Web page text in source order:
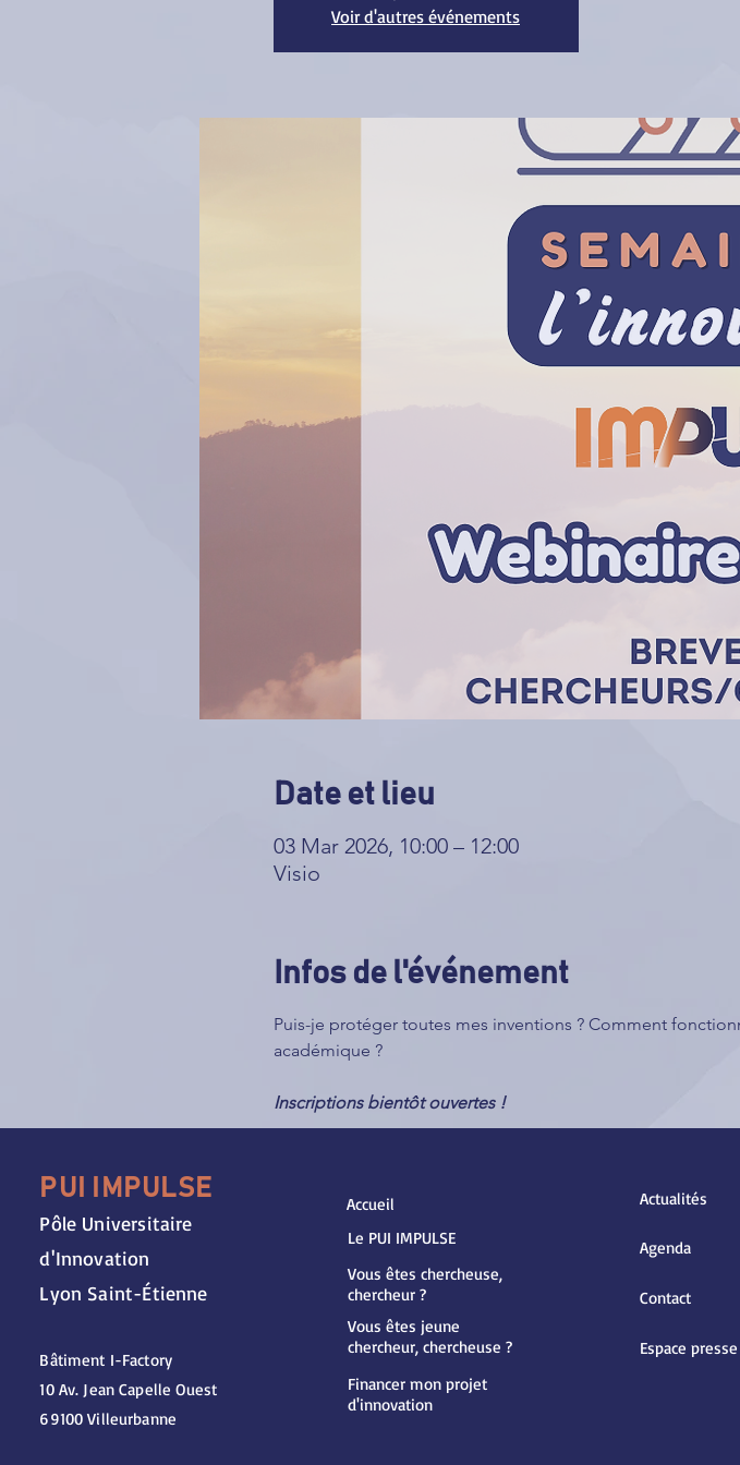
Voir d'autres événements
Date et lieu
03 Mar 2026, 10:00 – 12:00
Visio
Infos de l'événement
Puis-je protéger toutes mes inventions ? Comment
académique ?
Inscriptions bientôt ouvertes !
PUI IMPULSE
Pôle Universitaire
d'Innovation
Lyon Saint-Étienne
Bâtiment I-Factory
10 Av. Jean Capelle Ouest
69100 Villeurbanne
Accueil
Le PUI IMPULSE
Vous êtes chercheuse,
chercheur ?
Vous êtes jeune
chercheur, chercheuse ?
Financer mon projet
d'innovation
Actualités
Agenda
Contact
Espace presse